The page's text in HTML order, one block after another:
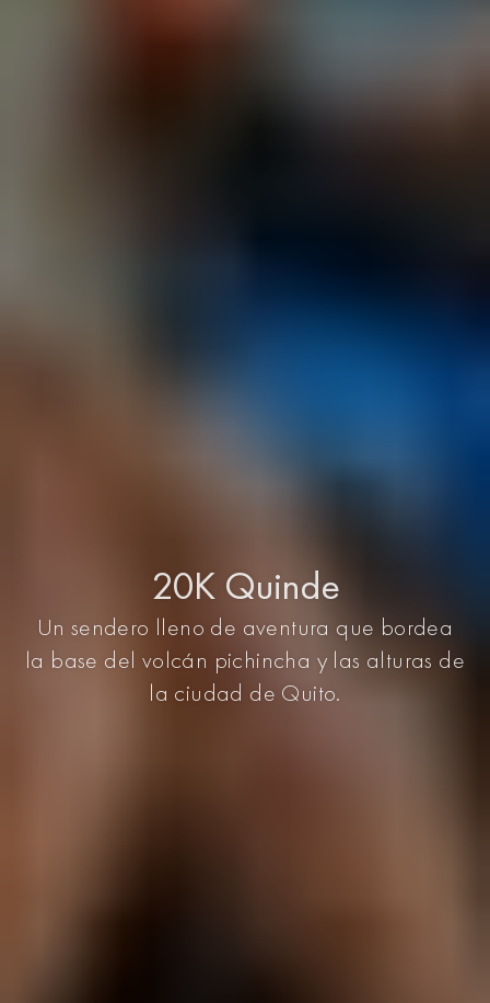
20K Quinde
Un sendero lleno de aventura que bordea
la base del volcán pichincha y las alturas de
la ciudad de Quito.